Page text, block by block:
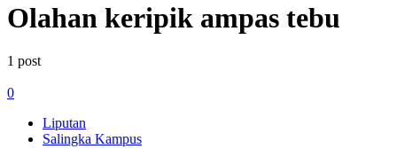
Olahan keripik ampas tebu
1 post
0
Liputan
Salingka Kampus